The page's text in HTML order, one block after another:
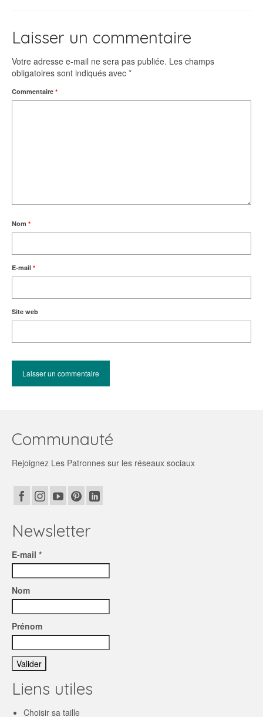
Laisser un commentaire
Votre adresse e-mail ne sera pas publiée. Les champs
obligatoires sont indiqués avec *
Commentaire *
Nom *
E-mail *
Site web
Communauté
Rejoignez Les Patronnes sur les réseaux sociaux
Newsletter
E-mail *
Nom
Prénom
Liens utiles
Choisir sa taille